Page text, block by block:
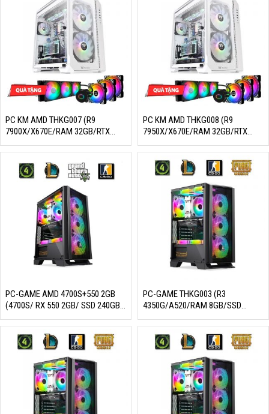
PC KM AMD THKG007 (R9
7900X/X670E/RAM 32GB/RTX
3080 10GB/SSD 1TB/850W/DOS)
PC KM AMD THKG008 (R9
7950X/X670E/RAM 32GB/RTX
3080 TI 12GB/SSD
1TB/850W/DOS)
PC-GAME AMD 4700S+550 2GB
(4700S/ RX 550 2GB/ SSD 240GB/
550W/ DOS)
PC-GAME THKG003 (R3
4350G/A520/RAM 8GB/SSD
256GB/550W/DOS)